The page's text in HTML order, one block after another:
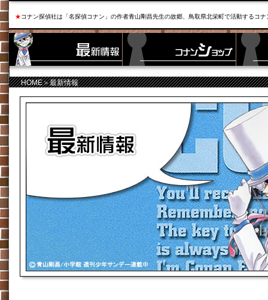
★コナン探偵社は「名探偵コナン」の作者青山剛昌先生の故郷、鳥取県北栄町で活動するコ
HOME＞最新情報